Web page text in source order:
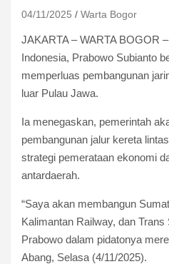
04/11/2025 Warta Bogor
JAKARTA – WARTA BOGOR
Indonesia, Prabowo Subianto
memperluas pembangunan
luar Pulau Jawa.
Ia menegaskan, pemerintah
pembangunan jalur kereta
strategi pemerataan ekonomi
antardaerah.
“Saya akan membangun
Kalimantan Railway, dan Trans
Prabowo dalam pidatonya
Abang, Selasa (4/11/2025).